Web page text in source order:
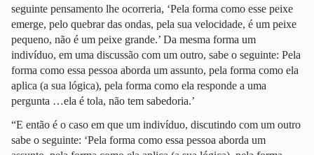
seguinte pensamento lhe ocorreria, ‘Pela forma como esse peixe
emerge, pelo quebrar das ondas, pela sua velocidade, é um peixe
pequeno, não é um peixe grande.’ Da mesma forma um
indivíduo, em uma discussão com um outro, sabe o seguinte: Pela
forma como essa pessoa aborda um assunto, pela forma como ela
aplica (a sua lógica), pela forma como ela responde a uma
pergunta …ela é tola, não tem sabedoria.’
“E então é o caso em que um indivíduo, discutindo com um outro
sabe o seguinte: ‘Pela forma como essa pessoa aborda um